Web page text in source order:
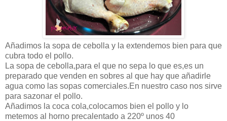
Añadimos la sopa de cebolla y la extendemos bien para que
cubra todo el pollo.
La sopa de cebolla,para el que no sepa lo que es,es un
preparado que venden en sobres al que hay que añadirle
agua como las sopas comerciales.En nuestro caso nos sirve
para sazonar el pollo.
Añadimos la coca cola,colocamos bien el pollo y lo
metemos al horno precalentado a 220º unos 40